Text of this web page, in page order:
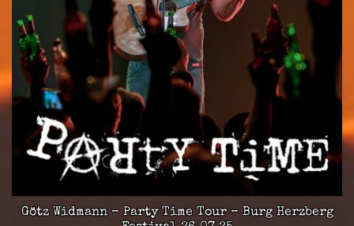
Götz Widmann – Party Time Tour – Burg Herzberg